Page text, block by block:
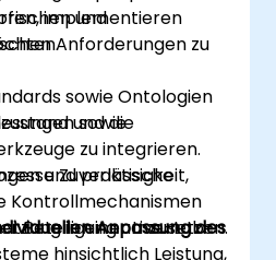
implementieren
und
Anforderungen zu
sowie Ontologien
und die
zu integrieren.
Zuverlässigkeit,
Kontrollmechanismen
Beteiligung umzusetzen.
hinsichtlich Leistung,
sowie
und praktische
in einer Live-Lab-
Anpassung des